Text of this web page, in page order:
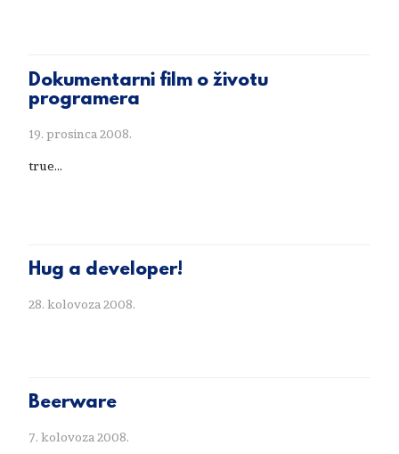
Dokumentarni film o životu
programera
19. prosinca 2008.
true...
Hug a developer!
28. kolovoza 2008.
Beerware
7. kolovoza 2008.